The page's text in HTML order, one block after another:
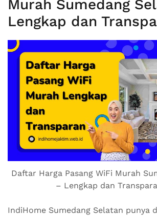
Murah Sumedang
Lengkap dan
Daftar Harga Pasang WiFi Murah
– Lengkap dan
IndiHome Sumedang Selatan punya